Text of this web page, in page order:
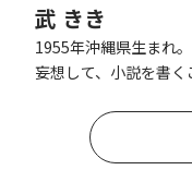
武 きき
1955年沖縄県生まれ
妄想して、小説を書く